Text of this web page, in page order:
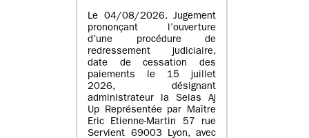
Le 04/08/2026. Jugement
prononçant l’ouverture
d’une procédure de
redressement judiciaire,
date de cessation des
paiements le 15 juillet
2026, désignant
administrateur la Selas Aj
Up Représentée par Maître
Eric Etienne-Martin 57 rue
Servient 69003 Lyon, avec